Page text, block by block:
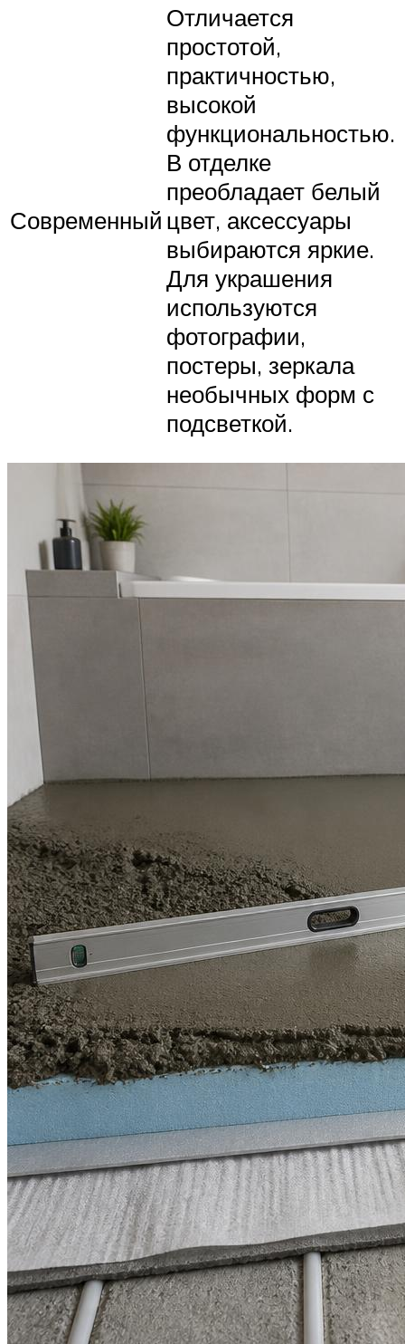
Современный
Отличается
простотой,
практичностью,
высокой
функциональностью.
В отделке
преобладает белый
цвет, аксессуары
выбираются яркие.
Для украшения
используются
фотографии,
постеры, зеркала
необычных форм с
подсветкой.